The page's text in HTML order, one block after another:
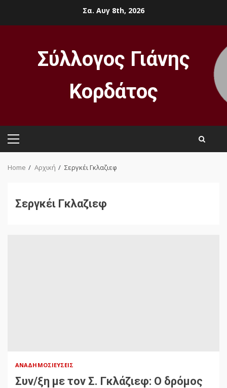
Σα. Αυγ 8th, 2026
Σύλλογος Γιάνης
Κορδάτος
Primary
Home Αρχική Σεργκέι Γκλαζιεφ
Σεργκέι Γκλαζιεφ
ΑΝΑΔΗΜΟΣΙΕΎΣΕΙΣ
Συν/ξη με τον Σ. Γκλάζιεφ: Ο δρόμος